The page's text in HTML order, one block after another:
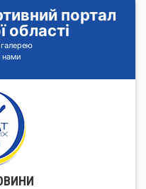
портал
області
нами